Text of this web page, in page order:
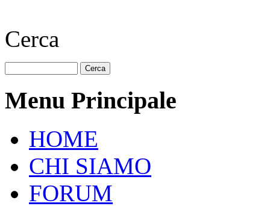
Cerca
Menu Principale
HOME
CHI SIAMO
FORUM